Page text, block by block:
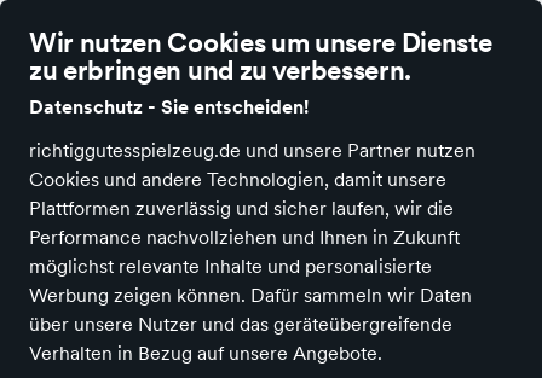
Wir nutzen Cookies um unsere Dienste
zu erbringen und zu verbessern.
Datenschutz - Sie entscheiden!
richtiggutesspielzeug.de und unsere Partner nutzen
Cookies und andere Technologien, damit unsere
Plattformen zuverlässig und sicher laufen, wir die
Performance nachvollziehen und Ihnen in Zukunft
möglichst relevante Inhalte und personalisierte
Werbung zeigen können. Dafür sammeln wir Daten
über unsere Nutzer und das geräteübergreifende
Verhalten in Bezug auf unsere Angebote.
Alle Kategorien Neuheiten Angebote Spielen & Basteln